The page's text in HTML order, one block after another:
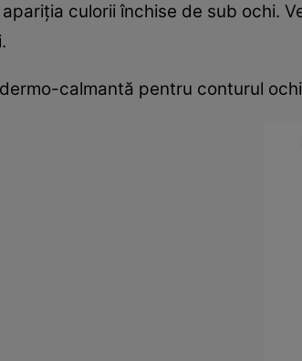
culorii închise de sub ochi.
calmantă pentru conturul